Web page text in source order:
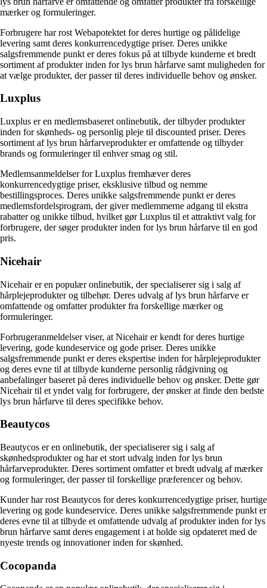
mærker og formuleringer.
Forbrugere har rost Webapotektet for deres hurtige og pålidelige
levering samt deres konkurrencedygtige priser. Deres unikke
salgsfremmende punkt er deres fokus på at tilbyde kunderne et bredt
sortiment af produkter inden for lys brun hårfarve samt muligheden for
at vælge produkter, der passer til deres individuelle behov og ønsker.
Luxplus
Luxplus er en medlemsbaseret onlinebutik, der tilbyder produkter
inden for skønheds- og personlig pleje til discounted priser. Deres
sortiment af lys brun hårfarveprodukter er omfattende og tilbyder
brands og formuleringer til enhver smag og stil.
Medlemsanmeldelser for Luxplus fremhæver deres
konkurrencedygtige priser, eksklusive tilbud og nemme
bestillingsproces. Deres unikke salgsfremmende punkt er deres
medlemsfordelsprogram, der giver medlemmerne adgang til ekstra
rabatter og unikke tilbud, hvilket gør Luxplus til et attraktivt valg for
forbrugere, der søger produkter inden for lys brun hårfarve til en god
pris.
Nicehair
Nicehair er en populær onlinebutik, der specialiserer sig i salg af
hårplejeprodukter og tilbehør. Deres udvalg af lys brun hårfarve er
omfattende og omfatter produkter fra forskellige mærker og
formuleringer.
Forbrugeranmeldelser viser, at Nicehair er kendt for deres hurtige
levering, gode kundeservice og gode priser. Deres unikke
salgsfremmende punkt er deres ekspertise inden for hårplejeprodukter
og deres evne til at tilbyde kunderne personlig rådgivning og
anbefalinger baseret på deres individuelle behov og ønsker. Dette gør
Nicehair til et yndet valg for forbrugere, der ønsker at finde den bedste
lys brun hårfarve til deres specifikke behov.
Beautycos
Beautycos er en onlinebutik, der specialiserer sig i salg af
skønhedsprodukter og har et stort udvalg inden for lys brun
hårfarveprodukter. Deres sortiment omfatter et bredt udvalg af mærker
og formuleringer, der passer til forskellige præferencer og behov.
Kunder har rost Beautycos for deres konkurrencedygtige priser, hurtige
levering og gode kundeservice. Deres unikke salgsfremmende punkt er
deres evne til at tilbyde et omfattende udvalg af produkter inden for lys
brun hårfarve samt deres engagement i at holde sig opdateret med de
nyeste trends og innovationer inden for skønhed.
Cocopanda